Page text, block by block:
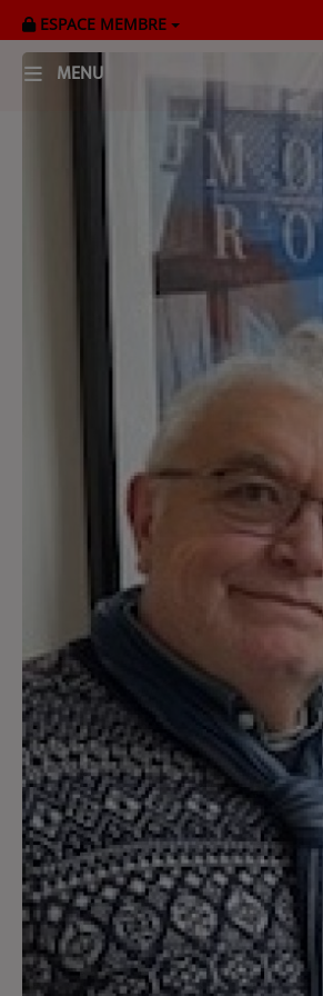
ESPACE MEMBRE
MENU
CK RADIO Line-up
Cultur'Ciné - Jean Meurice
Régie Publicitaire
Fréquences
Recherche d'un titre